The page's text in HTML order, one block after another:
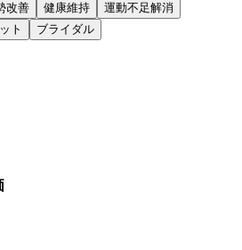
改善 健康維持
運動不足解消
ト ブライダル